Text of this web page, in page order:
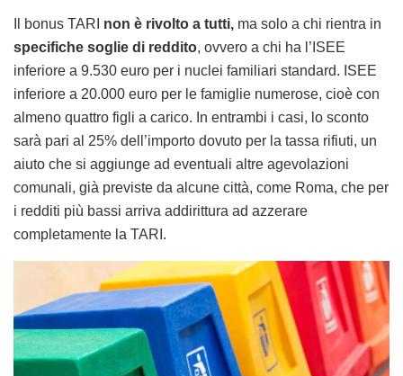
Il bonus TARI non è rivolto a tutti, ma solo a chi rientra in
specifiche soglie di reddito, ovvero a chi ha l’ISEE
inferiore a 9.530 euro per i nuclei familiari standard. ISEE
inferiore a 20.000 euro per le famiglie numerose, cioè con
almeno quattro figli a carico. In entrambi i casi, lo sconto
sarà pari al 25% dell’importo dovuto per la tassa rifiuti, un
aiuto che si aggiunge ad eventuali altre agevolazioni
comunali, già previste da alcune città, come Roma, che per
i redditi più bassi arriva addirittura ad azzerare
completamente la TARI.